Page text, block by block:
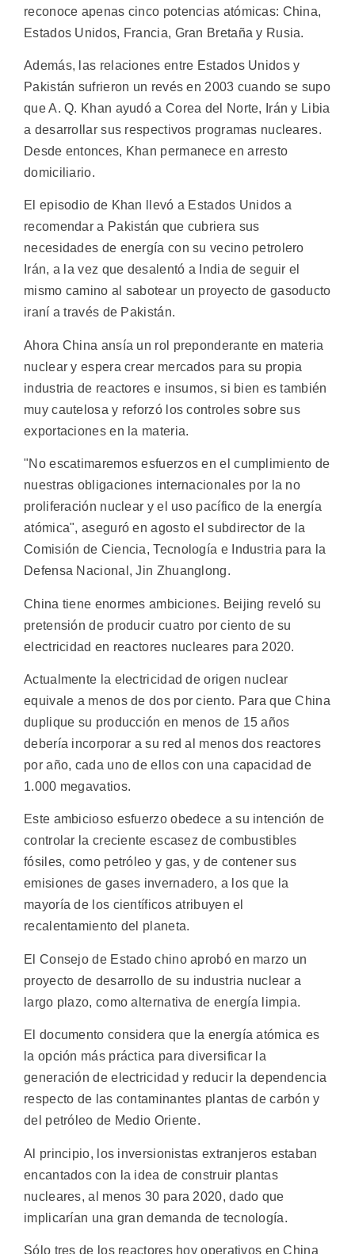
reconoce apenas cinco potencias atómicas: China,
Estados Unidos, Francia, Gran Bretaña y Rusia.
Además, las relaciones entre Estados Unidos y
Pakistán sufrieron un revés en 2003 cuando se supo
que A. Q. Khan ayudó a Corea del Norte, Irán y Libia
a desarrollar sus respectivos programas nucleares.
Desde entonces, Khan permanece en arresto
domiciliario.
El episodio de Khan llevó a Estados Unidos a
recomendar a Pakistán que cubriera sus
necesidades de energía con su vecino petrolero
Irán, a la vez que desalentó a India de seguir el
mismo camino al sabotear un proyecto de gasoducto
iraní a través de Pakistán.
Ahora China ansía un rol preponderante en materia
nuclear y espera crear mercados para su propia
industria de reactores e insumos, si bien es también
muy cautelosa y reforzó los controles sobre sus
exportaciones en la materia.
"No escatimaremos esfuerzos en el cumplimiento de
nuestras obligaciones internacionales por la no
proliferación nuclear y el uso pacífico de la energía
atómica", aseguró en agosto el subdirector de la
Comisión de Ciencia, Tecnología e Industria para la
Defensa Nacional, Jin Zhuanglong.
China tiene enormes ambiciones. Beijing reveló su
pretensión de producir cuatro por ciento de su
electricidad en reactores nucleares para 2020.
Actualmente la electricidad de origen nuclear
equivale a menos de dos por ciento. Para que China
duplique su producción en menos de 15 años
debería incorporar a su red al menos dos reactores
por año, cada uno de ellos con una capacidad de
1.000 megavatios.
Este ambicioso esfuerzo obedece a su intención de
controlar la creciente escasez de combustibles
fósiles, como petróleo y gas, y de contener sus
emisiones de gases invernadero, a los que la
mayoría de los científicos atribuyen el
recalentamiento del planeta.
El Consejo de Estado chino aprobó en marzo un
proyecto de desarrollo de su industria nuclear a
largo plazo, como alternativa de energía limpia.
El documento considera que la energía atómica es
la opción más práctica para diversificar la
generación de electricidad y reducir la dependencia
respecto de las contaminantes plantas de carbón y
del petróleo de Medio Oriente.
Al principio, los inversionistas extranjeros estaban
encantados con la idea de construir plantas
nucleares, al menos 30 para 2020, dado que
implicarían una gran demanda de tecnología.
Sólo tres de los reactores hoy operativos en China